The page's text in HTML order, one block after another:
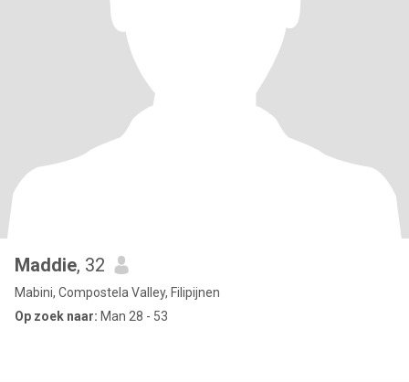
Maddie, 32
Mabini, Compostela Valley, Filipijnen
Op zoek naar: Man 28 - 53